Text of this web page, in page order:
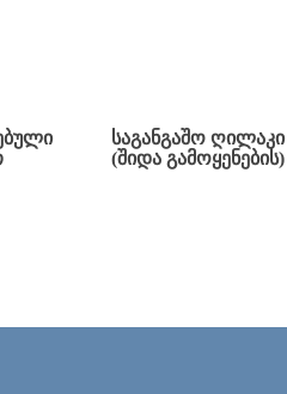
ᲡᲐᲒᲐᲜᲒᲐᲨᲝ ᲦᲘᲚᲐᲙᲘ
(ᲨᲘᲓᲐ ᲒᲐᲛᲝᲧᲔᲜᲔᲑᲘᲡ)